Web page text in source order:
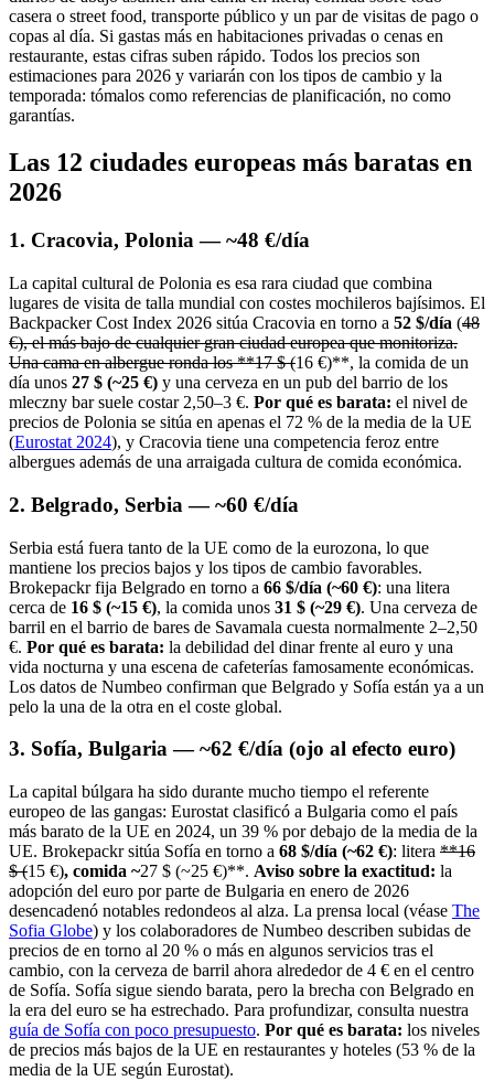
casera o street food, transporte público y un par de visitas de pago o
copas al día. Si gastas más en habitaciones privadas o cenas en
restaurante, estas cifras suben rápido. Todos los precios son
estimaciones para 2026 y variarán con los tipos de cambio y la
temporada: tómalos como referencias de planificación, no como
garantías.
Las 12 ciudades europeas más baratas en
2026
1. Cracovia, Polonia — ~48 €/día
La capital cultural de Polonia es esa rara ciudad que combina
lugares de visita de talla mundial con costes mochileros bajísimos. El
Backpacker Cost Index 2026 sitúa Cracovia en torno a 52 $/día (48
€), el más bajo de cualquier gran ciudad europea que monitoriza.
Una cama en albergue ronda los **17 $ (16 €)**, la comida de un
día unos 27 $ (~25 €) y una cerveza en un pub del barrio de los
mleczny bar suele costar 2,50–3 €. Por qué es barata: el nivel de
precios de Polonia se sitúa en apenas el 72 % de la media de la UE
(Eurostat 2024), y Cracovia tiene una competencia feroz entre
albergues además de una arraigada cultura de comida económica.
2. Belgrado, Serbia — ~60 €/día
Serbia está fuera tanto de la UE como de la eurozona, lo que
mantiene los precios bajos y los tipos de cambio favorables.
Brokepackr fija Belgrado en torno a 66 $/día (~60 €): una litera
cerca de 16 $ (~15 €), la comida unos 31 $ (~29 €). Una cerveza de
barril en el barrio de bares de Savamala cuesta normalmente 2–2,50
€. Por qué es barata: la debilidad del dinar frente al euro y una
vida nocturna y una escena de cafeterías famosamente económicas.
Los datos de Numbeo confirman que Belgrado y Sofía están ya a un
pelo la una de la otra en el coste global.
3. Sofía, Bulgaria — ~62 €/día (ojo al efecto euro)
La capital búlgara ha sido durante mucho tiempo el referente
europeo de las gangas: Eurostat clasificó a Bulgaria como el país
más barato de la UE en 2024, un 39 % por debajo de la media de la
UE. Brokepackr sitúa Sofía en torno a 68 $/día (~62 €): litera **16
$ (15 €), comida ~27 $ (~25 €)**. Aviso sobre la exactitud: la
adopción del euro por parte de Bulgaria en enero de 2026
desencadenó notables redondeos al alza. La prensa local (véase The
Sofia Globe) y los colaboradores de Numbeo describen subidas de
precios de en torno al 20 % o más en algunos servicios tras el
cambio, con la cerveza de barril ahora alrededor de 4 € en el centro
de Sofía. Sofía sigue siendo barata, pero la brecha con Belgrado en
la era del euro se ha estrechado. Para profundizar, consulta nuestra
guía de Sofía con poco presupuesto. Por qué es barata: los niveles
de precios más bajos de la UE en restaurantes y hoteles (53 % de la
media de la UE según Eurostat).